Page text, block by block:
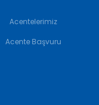
Acentelerimiz
Acente Başvuru